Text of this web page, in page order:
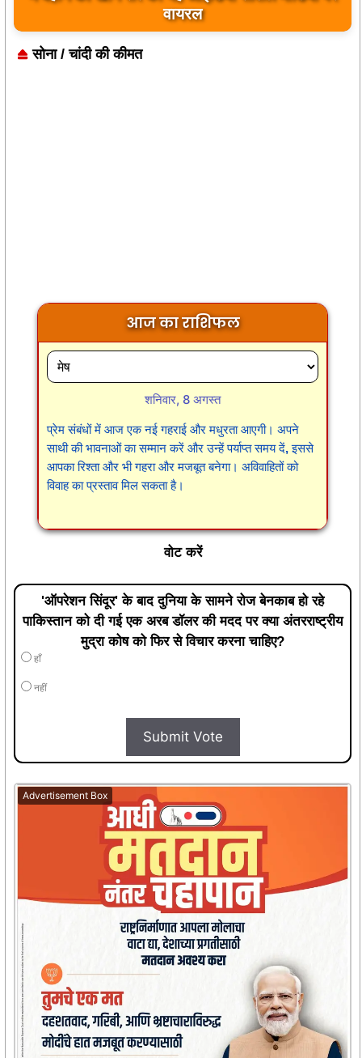
बयान पर भारत के केंद्रीय मंत्रियों की कड़ी प्रतिक्रिया
सोना / चांदी की कीमत
आज का राशिफल
शनिवार, 8 अगस्त
प्रेम संबंधों में आज एक नई गहराई और मधुरता आएगी। अपने
साथी की भावनाओं का सम्मान करें और उन्हें पर्याप्त समय दें, इससे
आपका रिश्ता और भी गहरा और मजबूत बनेगा। अविवाहितों को
विवाह का प्रस्ताव मिल सकता है।
वोट करें
'ऑपरेशन सिंदूर' के बाद दुनिया के सामने रोज बेनकाब हो रहे
पाकिस्तान को दी गई एक अरब डॉलर की मदद पर क्या अंतरराष्ट्रीय
मुद्रा कोष को फिर से विचार करना चाहिए?
हाँ
नहीं
Submit Vote
Advertisement Box